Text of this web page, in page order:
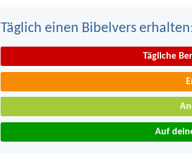
Täglich einen Bibelvers
Tägliche
Auf